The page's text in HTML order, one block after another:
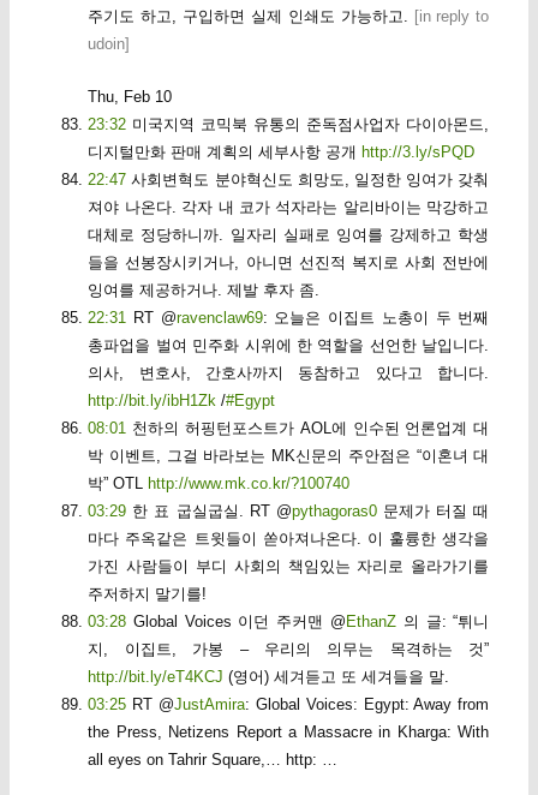
주기도 하고, 구입하면 실제 인쇄도 가능하고. [in reply to
udoin]
Thu, Feb 10
23:32 미국지역 코믹북 유통의 준독점사업자 다이아몬드,
디지털만화 판매 계획의 세부사항 공개 http://3.ly/sPQD
22:47 사회변혁도 분야혁신도 희망도, 일정한 잉여가 갖춰
져야 나온다. 각자 내 코가 석자라는 알리바이는 막강하고
대체로 정당하니까. 일자리 실패로 잉여를 강제하고 학생
들을 선봉장시키거나, 아니면 선진적 복지로 사회 전반에
잉여를 제공하거나. 제발 후자 좀.
22:31 RT @ravenclaw69: 오늘은 이집트 노총이 두 번째
총파업을 벌여 민주화 시위에 한 역할을 선언한 날입니다.
의사, 변호사, 간호사까지 동참하고 있다고 합니다.
http://bit.ly/ibH1Zk /#Egypt
08:01 천하의 허핑턴포스트가 AOL에 인수된 언론업계 대
박 이벤트, 그걸 바라보는 MK신문의 주안점은 “이혼녀 대
박” OTL http://www.mk.co.kr/?100740
03:29 한 표 굽실굽실. RT @pythagoras0문제가 터질 때
마다 주옥같은 트윗들이 쏟아져나온다. 이 훌륭한 생각을
가진 사람들이 부디 사회의 책임있는 자리로 올라가기를
주저하지 말기를!
03:28 Global Voices 이던 주커맨 @ EthanZ 의 글: “튀니
지, 이집트, 가봉 – 우리의 의무는 목격하는 것”
http://bit.ly/eT4KCJ (영어) 세겨듣고 또 세겨들을 말.
03:25 RT @JustAmira: Global Voices: Egypt: Away from
the Press, Netizens Report a Massacre in Kharga: With
all eyes on Tahrir Square,… http: …